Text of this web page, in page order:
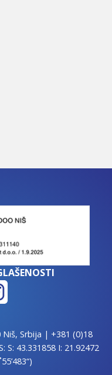
Niš, Srbija | +381 (0)18
S: 43.331858 I: 21.92472